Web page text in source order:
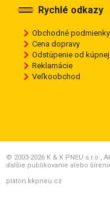
Rychlé odkazy
Obchodné podmienky
Cena dopravy
Odstúpenie od
Reklamácie
Veľkoobchod
© 2003-2026 K & K PNEU s.r.o.,
ďalšie publikovanie alebo
platon.kkpneu.cz